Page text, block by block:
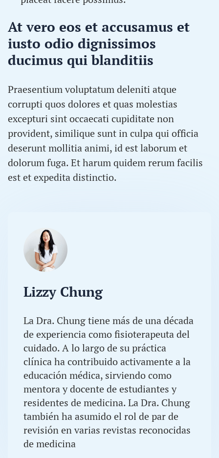
At vero eos et accusamus et
iusto odio dignissimos
ducimus qui blanditiis
Praesentium voluptatum deleniti atque
corrupti quos dolores et quas molestias
excepturi sint occaecati cupiditate non
provident, similique sunt in culpa qui officia
deserunt mollitia animi, id est laborum et
dolorum fuga. Et harum quidem rerum facilis
est et expedita distinctio.
Lizzy Chung
La Dra. Chung tiene más de una década
de experiencia como fisioterapeuta del
cuidado. A lo largo de su práctica
clínica ha contribuido activamente a la
educación médica, sirviendo como
mentora y docente de estudiantes y
residentes de medicina. La Dra. Chung
también ha asumido el rol de par de
revisión en varias revistas reconocidas
de medicina